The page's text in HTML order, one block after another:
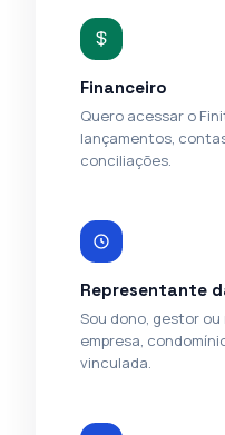
Financeiro
Quero acessar o
lançamentos,
conciliações.
Representante
Sou dono, gestor
empresa,
vinculada.